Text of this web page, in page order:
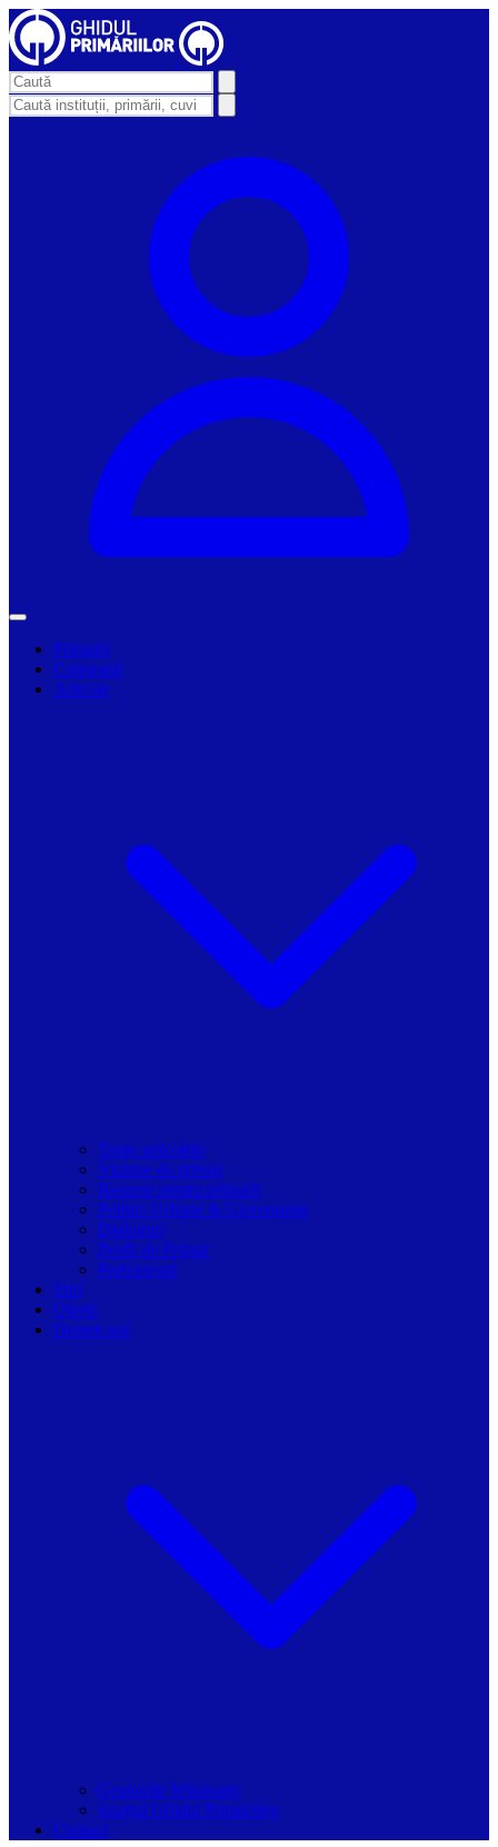
Primarii
Companii
Articole
Toate articolele
Viziune de primar
Resurse pentru primarii
Politici Urbane & Guvernanta
Dialoguri
Profil de Primar
Podcast-uri
Stiri
Oferte
Despre noi
Grupurile Whatsapp
Spațiul Ghidul Primăriilor
Contact